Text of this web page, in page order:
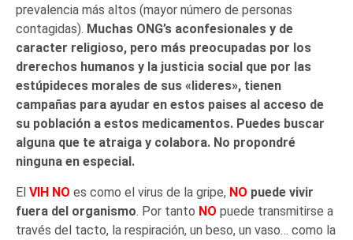
prevalencia más altos (mayor número de personas
contagidas). Muchas ONG’s aconfesionales y de
caracter religioso, pero más preocupadas por los
drerechos humanos y la justicia social que por las
estúpideces morales de sus «lideres», tienen
campañas para ayudar en estos paises al acceso de
su población a estos medicamentos. Puedes buscar
alguna que te atraiga y colabora. No propondré
ninguna en especial.
El VIH NO es como el virus de la gripe, NO puede vivir
fuera del organismo. Por tanto NO puede transmitirse a
través del tacto, la respiración, un beso, un vaso… como la